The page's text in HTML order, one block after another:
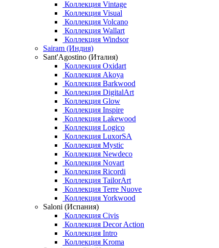
Коллекция Vintage
Коллекция Visual
Коллекция Volcano
Коллекция Wallart
Коллекция Windsor
Sairam (Индия)
Sant'Agostino (Италия)
Коллекция Oxidart
Коллекция Akoya
Коллекция Barkwood
Коллекция DigitalArt
Коллекция Glow
Коллекция Inspire
Коллекция Lakewood
Коллекция Logico
Коллекция LuxorSA
Коллекция Mystic
Коллекция Newdeco
Коллекция Novart
Коллекция Ricordi
Коллекция TailorArt
Коллекция Terre Nuove
Коллекция Yorkwood
Saloni (Испания)
Коллекция Civis
Коллекция Decor Action
Коллекция Intro
Коллекция Kroma